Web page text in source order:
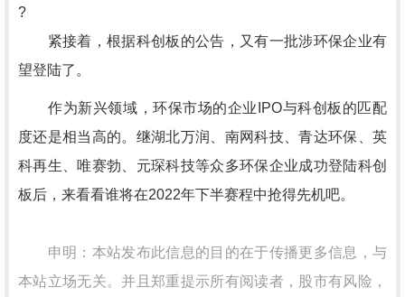
?
紧接着，根据科创板的公告，又有一批涉环保企业有
望登陆了。
作为新兴领域，环保市场的企业IPO与科创板的匹配
度还是相当高的。继湖北万润、南网科技、青达环保、英
科再生、唯赛勃、元琛科技等众多环保企业成功登陆科创
板后，来看看谁将在2022年下半赛程中抢得先机吧。
申明：本站发布此信息的目的在于传播更多信息，与
本站立场无关。并且郑重提示所有阅读者，股市有风险，